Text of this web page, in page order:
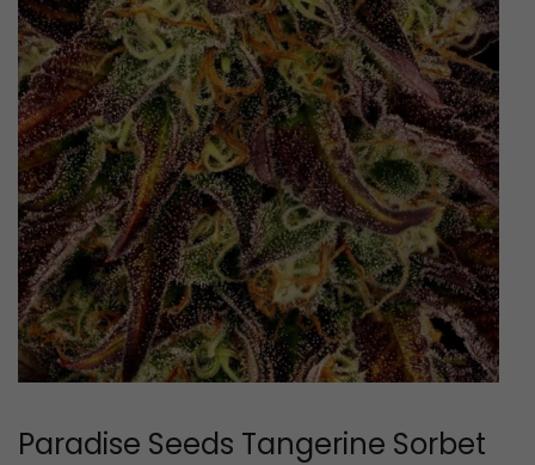
Paradise Seeds Tangerine Sorbet